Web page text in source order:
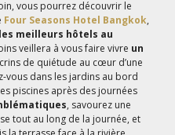
vous pourrez découvrir le
Four Seasons Hotel Bangkok,
meilleurs hôtels au
veillera à vous faire vivre un
de quiétude au cœur d’une
vous dans les jardins au bord
piscines après des journées
, savourez une
tout au long de la journée, et